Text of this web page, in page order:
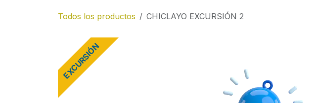
Todos los productos CHICLAYO EXCURSIÓN 2
EXCURSIÓN